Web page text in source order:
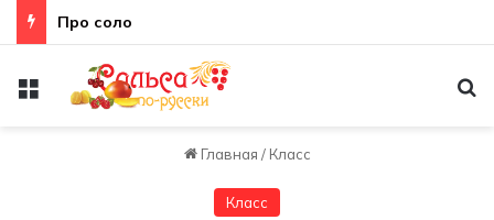
Про соло
Меню
Главная / Класс
Класс